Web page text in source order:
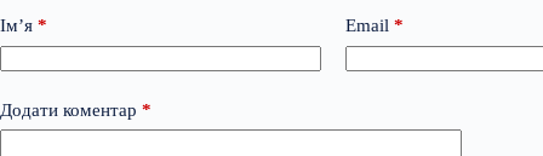
Ім’я * Email *
Додати коментар *